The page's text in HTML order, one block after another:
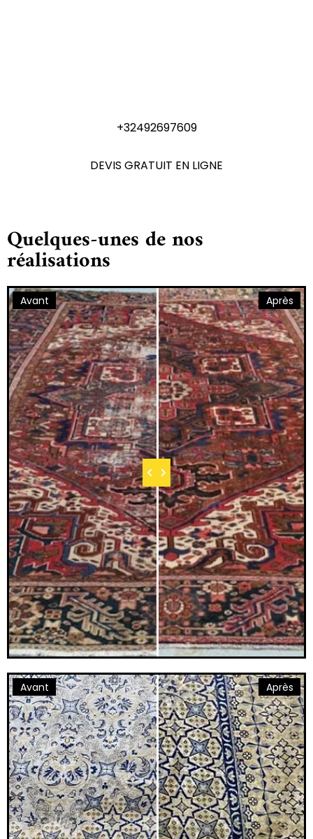
+32492697609
DEVIS GRATUIT EN LIGNE
Quelques-unes de nos
réalisations
Avant Après
Avant Après